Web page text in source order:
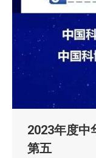
2023年度中
第五